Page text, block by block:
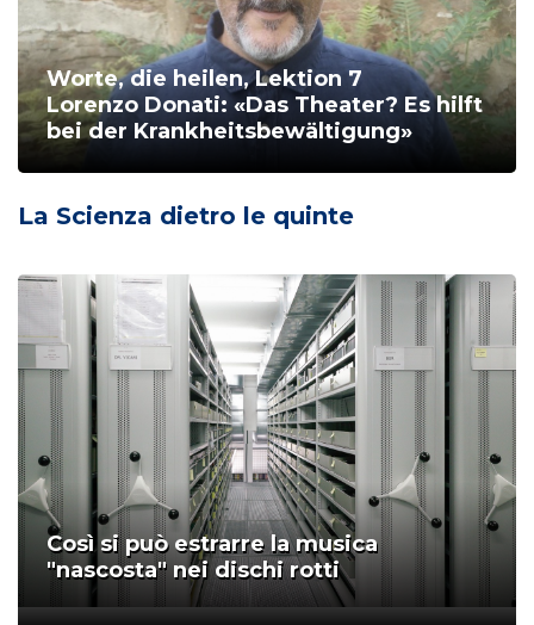
Worte, die heilen, Lektion 7
Lorenzo Donati: «Das Theater? Es hilft
bei der Krankheitsbewältigung»
La Scienza dietro le quinte
Così si può estrarre la musica
"nascosta" nei dischi rotti